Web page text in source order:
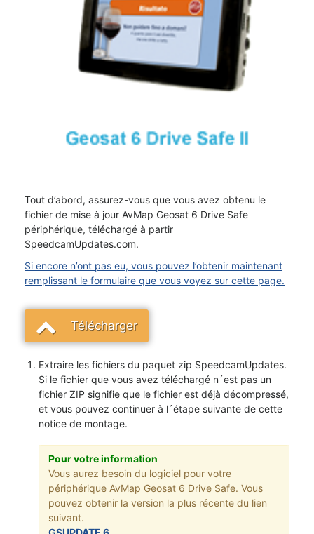
Tout d’abord, assurez-vous que vous avez obtenu le
fichier de mise à jour AvMap Geosat 6 Drive Safe
périphérique, téléchargé à partir
SpeedcamUpdates.com.
Si encore n’ont pas eu, vous pouvez l’obtenir maintenant
remplissant le formulaire que vous voyez sur cette page.
Télécharger
Extraire les fichiers du paquet zip SpeedcamUpdates.
Si le fichier que vous avez téléchargé n´est pas un
fichier ZIP signifie que le fichier est déjà décompressé,
et vous pouvez continuer à l´étape suivante de cette
notice de montage.
Pour votre information
Vous aurez besoin du logiciel pour votre
périphérique AvMap Geosat 6 Drive Safe. Vous
pouvez obtenir la version la plus récente du lien
suivant.